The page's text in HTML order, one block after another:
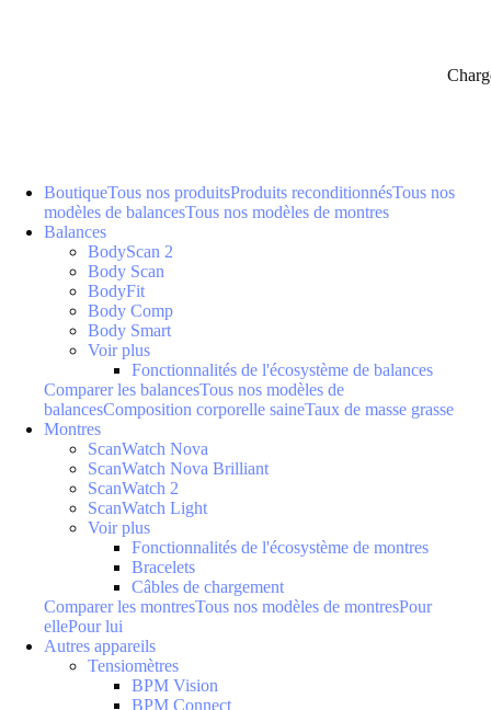
BoutiqueTous nos produitsProduits reconditionnésTous nos
modèles de balancesTous nos modèles de montres
Balances
BodyScan 2
Body Scan
BodyFit
Body Comp
Body Smart
Voir plus
Fonctionnalités de l'écosystème de balances
Comparer les balancesTous nos modèles de
balancesComposition corporelle saineTaux de masse grasse
Montres
ScanWatch Nova
ScanWatch Nova Brilliant
ScanWatch 2
ScanWatch Light
Voir plus
Fonctionnalités de l'écosystème de montres
Bracelets
Câbles de chargement
Comparer les montresTous nos modèles de montresPour
ellePour lui
Autres appareils
Tensiomètres
BPM Vision
BPM Connect